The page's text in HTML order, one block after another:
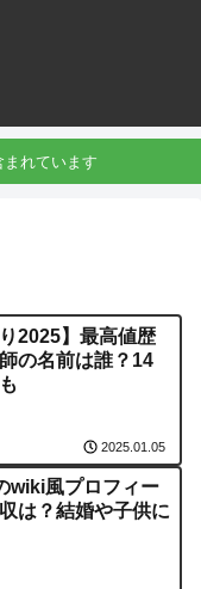
れています
2025】最高値歴
の名前は誰？14
2025.01.05
wiki風プロフィー
は？結婚や子供に